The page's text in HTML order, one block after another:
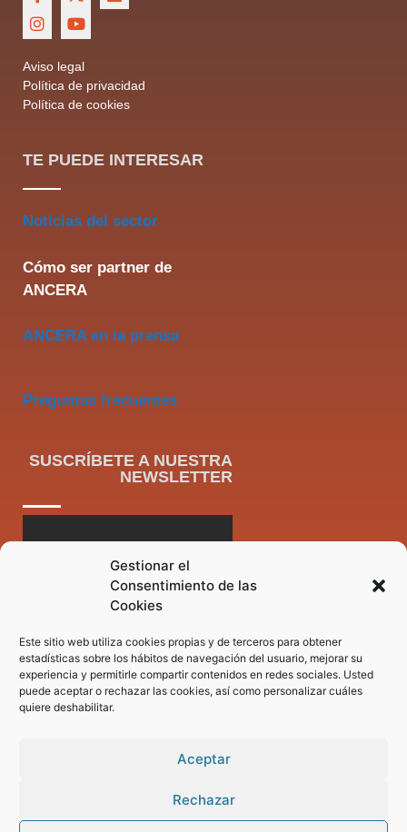
Gestionar el
Consentimiento de las
Cookies
Este sitio web utiliza cookies propias y de terceros para obtener
estadísticas sobre los hábitos de navegación del usuario, mejorar su
experiencia y permitirle compartir contenidos en redes sociales. Usted
puede aceptar o rechazar las cookies, así como personalizar cuáles
quiere deshabilitar.
Aceptar
Rechazar
Aviso legal
Política de privacidad
Política de cookies
TE PUEDE INTERESAR
Noticias del sector
Cómo ser partner de
ANCERA
ANCERA en la prensa
Preguntas frecuentes
SUSCRÍBETE A NUESTRA
NEWSLETTER